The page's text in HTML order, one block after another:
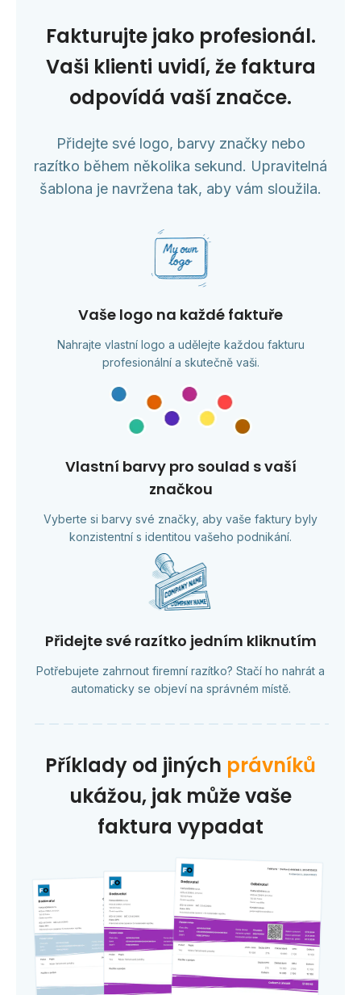
Fakturujte jako profesionál.
Vaši klienti uvidí, že faktura
odpovídá vaší značce.
Přidejte své logo, barvy značky nebo
razítko během několika sekund. Upravitelná
šablona je navržena tak, aby vám sloužila.
Vaše logo na každé faktuře
Nahrajte vlastní logo a udělejte každou fakturu
profesionální a skutečně vaši.
Vlastní barvy pro soulad s vaší
značkou
Vyberte si barvy své značky, aby vaše faktury byly
konzistentní s identitou vašeho podnikání.
Přidejte své razítko jedním kliknutím
Potřebujete zahrnout firemní razítko? Stačí ho nahrát a
automaticky se objeví na správném místě.
Příklady od jiných právníků
ukážou, jak může vaše
faktura vypadat